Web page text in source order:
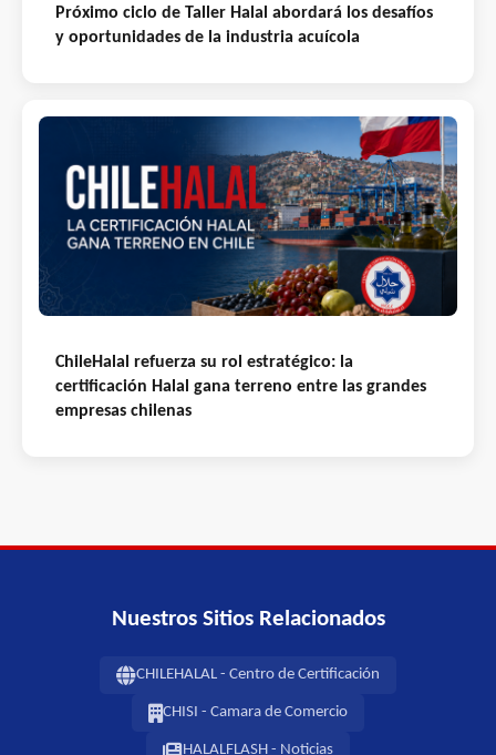
Próximo ciclo de Taller Halal abordará los desafíos
y oportunidades de la industria acuícola
ChileHalal refuerza su rol estratégico: la
certificación Halal gana terreno entre las grandes
empresas chilenas
Nuestros Sitios Relacionados
CHILEHALAL - Centro de Certificación
CHISI - Camara de Comercio
HALALFLASH - Noticias